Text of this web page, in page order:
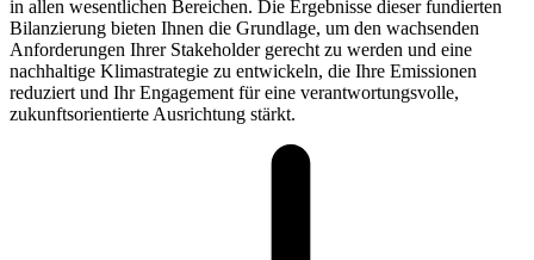
in allen wesentlichen Bereichen. Die Ergebnisse dieser fundierten
Bilanzierung bieten Ihnen die Grundlage, um den wachsenden
Anforderungen Ihrer Stakeholder gerecht zu werden und eine
nachhaltige Klimastrategie zu entwickeln, die Ihre Emissionen
reduziert und Ihr Engagement für eine verantwortungsvolle,
zukunftsorientierte Ausrichtung stärkt.